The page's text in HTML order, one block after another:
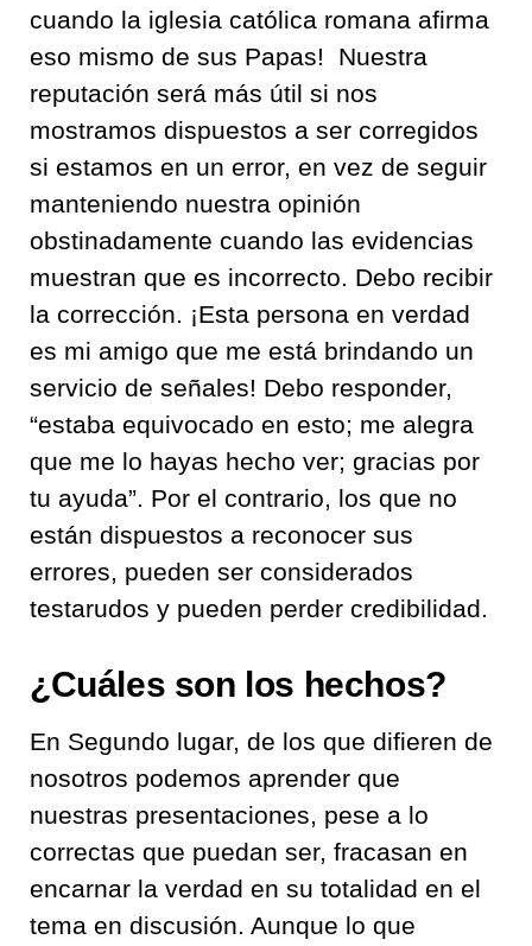
cuando la iglesia católica romana afirma
eso mismo de sus Papas!
Nuestra
reputación será más útil si nos
mostramos dispuestos a ser corregidos
si estamos en un error, en vez de seguir
manteniendo nuestra opinión
obstinadamente cuando las evidencias
muestran que es incorrecto
Debo recibir
la corrección. ¡Esta persona en verdad
es mi amigo que me está brindando un
servicio de señales! Debo responder,
“estaba equivocado en esto; me alegra
que me lo hayas hecho ver; gracias por
tu ayuda”. Por el contrario, los que no
están dispuestos a reconocer sus
errores
pueden ser considerados
testarudos y pueden perder credibilidad
¿Cuáles son los hechos?
En Segundo lugar, de los que difieren de
nosotros podemos aprender que
nuestras presentaciones, pese a lo
correctas que puedan ser, fracasan en
encarnar la verdad en su totalidad en el
tema en discusión Aunque lo que